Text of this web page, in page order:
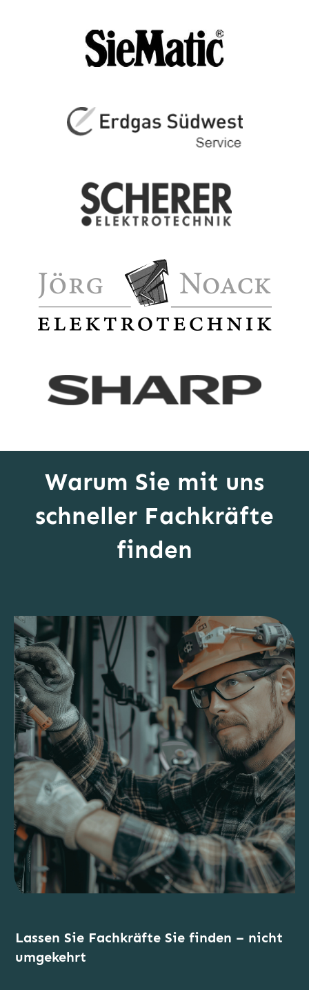
Warum Sie mit uns
schneller Fachkräfte
finden
Lassen Sie Fachkräfte Sie finden – nicht
umgekehrt